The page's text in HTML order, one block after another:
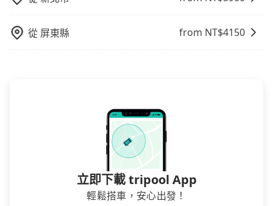
從 屏東縣 from NT$4150
立即下載 tripool App
輕鬆搭車，安心出發！